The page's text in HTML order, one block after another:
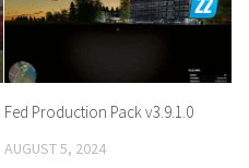
Fed Production Pack v3.9.1.0
AUGUST 5, 2024